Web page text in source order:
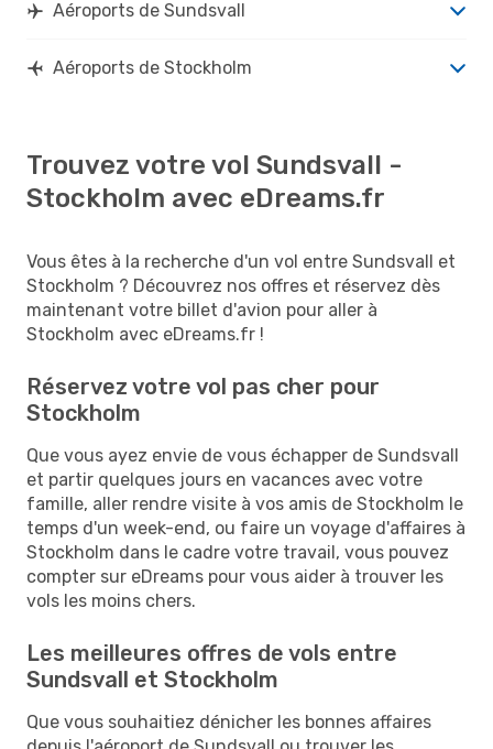
Aéroports de Sundsvall
Aéroports de Stockholm
Trouvez votre vol Sundsvall -
Stockholm avec eDreams.fr
Vous êtes à la recherche d'un vol entre Sundsvall et
Stockholm ? Découvrez nos offres et réservez dès
maintenant votre billet d'avion pour aller à
Stockholm avec eDreams.fr !
Réservez votre vol pas cher pour
Stockholm
Que vous ayez envie de vous échapper de Sundsvall
et partir quelques jours en vacances avec votre
famille, aller rendre visite à vos amis de Stockholm le
temps d'un week-end, ou faire un voyage d'affaires à
Stockholm dans le cadre votre travail, vous pouvez
compter sur eDreams pour vous aider à trouver les
vols les moins chers.
Les meilleures offres de vols entre
Sundsvall et Stockholm
Que vous souhaitiez dénicher les bonnes affaires